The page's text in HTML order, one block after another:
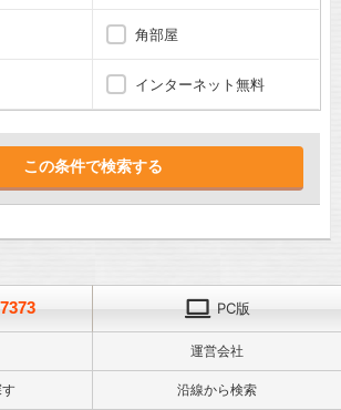
角部屋
インターネット無料
PC版
運営会社
沿線から検索